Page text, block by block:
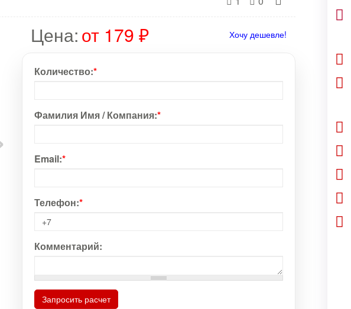
Цена:от 179 ₽ Хочу дешевле!
Количество:*
Фамилия Имя / Компания:*
Email:*
Телефон:*
Комментарий:
Запросить расчет